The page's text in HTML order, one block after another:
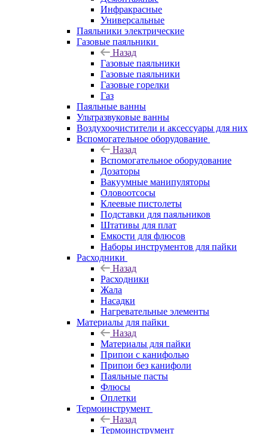
Инфракрасные
Универсальные
Паяльники электрические
Газовые паяльники
Назад
Газовые паяльники
Газовые паяльники
Газовые горелки
Газ
Паяльные ванны
Ультразвуковые ванны
Воздухоочистители и аксессуары для них
Вспомогательное оборудование
Назад
Вспомогательное оборудование
Дозаторы
Вакуумные манипуляторы
Оловоотсосы
Клеевые пистолеты
Подставки для паяльников
Штативы для плат
Емкости для флюсов
Наборы инструментов для пайки
Расходники
Назад
Расходники
Жала
Насадки
Нагревательные элементы
Материалы для пайки
Назад
Материалы для пайки
Припои с канифолью
Припои без канифоли
Паяльные пасты
Флюсы
Оплетки
Термоинструмент
Назад
Термоинструмент